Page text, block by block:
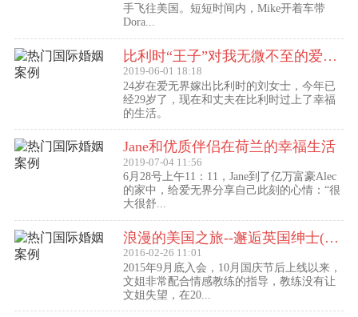
手飞往美国。短短时间内，Mike开着车带
Dora...
比利时“王子”对我无微不至的爱（爱无界刘女士的海外生活）
2019-06-01 18:18
24岁在爱无界嫁出比利时的刘女士，今年已
经29岁了，现在和丈夫在比利时过上了幸福
的生活。
Jane和优质伴侣在荷兰的幸福生活
2019-07-04 11:56
6月28号上午11：11，Jane到了亿万富豪Alec
的家中，给爱无界分享自己此刻的心情：“很
大很舒...
浪漫的美国之旅--邂逅英国绅士(文姐与Kent的见面动态）
2016-02-26 11:01
2015年9月底入会，10月国庆节后上线以来，
文姐非常配合情感教练的指导，教练没有让
文姐失望，在20...